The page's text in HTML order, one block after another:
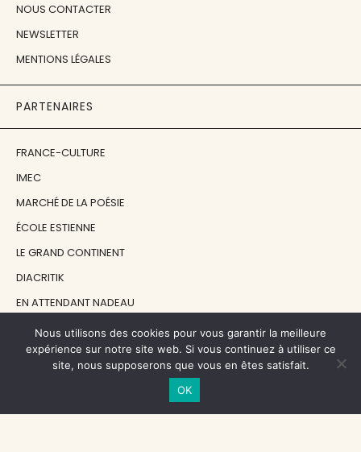
NOUS CONTACTER
NEWSLETTER
MENTIONS LÉGALES
PARTENAIRES
FRANCE-CULTURE
IMEC
MARCHÉ DE LA POÉSIE
ÉCOLE ESTIENNE
LE GRAND CONTINENT
DIACRITIK
EN ATTENDANT NADEAU
NOS SOUTIENS
Nous utilisons des cookies pour vous garantir la meilleure
expérience sur notre site web. Si vous continuez à utiliser ce
site, nous supposerons que vous en êtes satisfait.
OK